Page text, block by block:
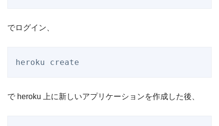
でログイン、
heroku create
で heroku 上に新しいアプリケーションを作成した後、